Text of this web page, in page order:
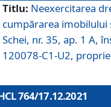
Titlu: Neexercitarea
cumpărarea imobilului
Schei, nr. 35, ap. 1 A,
120078-C1-U2,
764/17.12.2021